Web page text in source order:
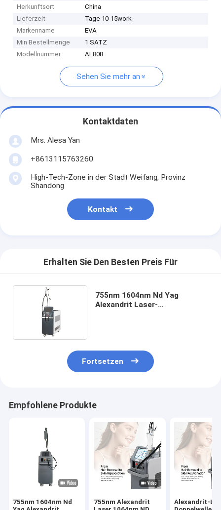
Herkunftsort
China
Lieferzeit
Tage 10-15work
Markenname
EVA
Min Bestellmenge
1 SATZ
Modellnummer
AL808
Sehen Sie mehr an
Kontaktdaten
Mrs. Alesa Yan
+8613115763260
High-Tech-Zone in der Stadt Weifang, Provinz
Shandong
Kontakt
Erhalten Sie Den Besten Preis Für
755nm 1604nm Nd Yag
Alexandrit Laser-
Fortsetzen
Empfohlene Produkte
755nm 1604nm Nd
755nm Alexandrit
Alexandrit-